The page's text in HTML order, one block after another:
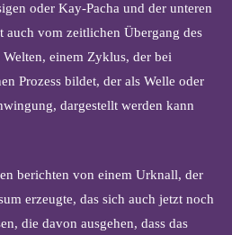
oder Kay-Pacha und der unteren
auch vom zeitlichen Übergang des
einem Zyklus, der bei
Prozess bildet, der als Welle oder
dargestellt werden kann
berichten von einem Urknall, der
erzeugte, das sich auch jetzt noch
die davon ausgehen, dass das